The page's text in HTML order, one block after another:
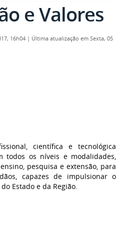
e Valores
16h04 | Última atualização em Sexta, 05
científica e tecnológica
todos os níveis e modalidades,
pesquisa e extensão, para
capazes de impulsionar o
Estado e da Região.